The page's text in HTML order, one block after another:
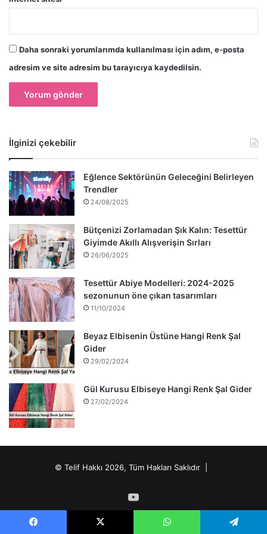
Daha sonraki yorumlarımda kullanılması için adım, e-posta
adresim ve site adresim bu tarayıcıya kaydedilsin.
İlginizi çekebilir
Eğlence Sektörünün Geleceğini Belirleyen
Trendler
24/08/2025
Bütçenizi Zorlamadan Şık Kalın: Tesettür
Giyimde Akıllı Alışverişin Sırları
26/06/2025
Tesettür Abiye Modelleri: 2024-2025
sezonunun öne çıkan tasarımları
11/10/2024
Beyaz Elbisenin Üstüne Hangi Renk Şal
Gider
29/02/2024
Gül Kurusu Elbiseye Hangi Renk Şal Gider
27/02/2024
© Telif Hakkı 2026, Tüm Hakları Saklıdır |
YouTube